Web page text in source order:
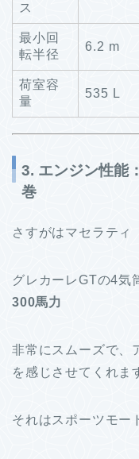
ス
最小回
転半径
6.2 m
荷室容
量
535 L
3. エンジン性能
巻
さすがはマセラティ
グレカーレGTの4気
300馬力
非常にスムーズで、
を感じさせてくれま
それはスポーツモー